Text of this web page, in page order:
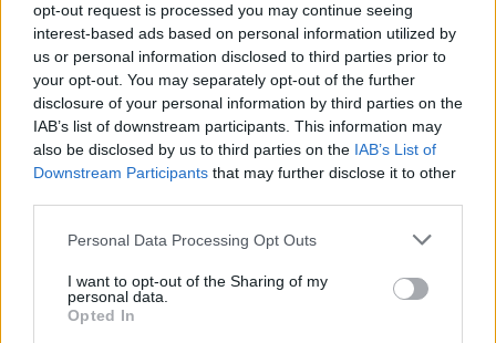
opt-out request is processed you may continue seeing
interest-based ads based on personal information utilized by
us or personal information disclosed to third parties prior to
your opt-out. You may separately opt-out of the further
disclosure of your personal information by third parties on the
IAB’s list of downstream participants. This information may
also be disclosed by us to third parties on the IAB’s List of
Downstream Participants that may further disclose it to other
Please note that this website/app uses one or more Google
not limited to your visit or usage behaviour. You may click to
grant or deny consent to Google and its third-party tags to
use your data for below specified purposes in below Google
Personal Data Processing Opt Outs
I want to opt-out of the Sharing of my
personal data.
Opted In
Becsült hőmérséklet maximumok szombat délután. (Modell: